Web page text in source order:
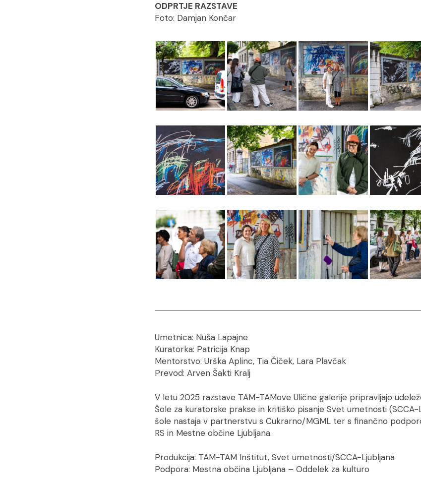
ODPRTJE RAZSTAVE
Foto: Damjan Končar
Umetnica: Nuša Lapajne
Kuratorka: Patricija Knap
Mentorstvo: Urška Aplinc, Tia Čiček, Lara Plavčak
Prevod: Arven Šakti Kralj
V letu 2025 razstave TAM-TAMove Ulične galerije pripravljajo
Šole za kuratorske prakse in kritiško pisanje Svet umetnosti (SCCA-
šole nastaja v partnerstvu s Cukrarno/MGML ter s finančno
RS in Mestne občine Ljubljana.
Produkcija: TAM-TAM Inštitut, Svet umetnosti/SCCA-Ljubljana
Podpora: Mestna občina Ljubljana – Oddelek za kulturo